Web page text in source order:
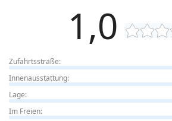
1,0
Zufahrtsstraße:
Innenausstattung:
Lage:
Im Freien: